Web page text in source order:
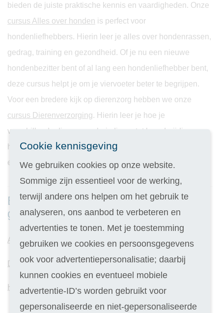
bieden de juiste praktische kennis en vaardigheden. Onze
cursus Alles over honden is perfect voor
hondenliefhebbers. Hierin leer je alles over hondenrassen,
gedrag, training en gezondheid. Of je nu een nieuwe
hondenbezitter bent of al lang een hondenliefhebber bent,
deze cursus helpt je om je viervoeter beter te begrijpen.
Voor een bredere kijk op dierenzorg hebben we onze
cursus Dierenverzorging. Hierin leer je hoe je
verschillende dieren, van huisdieren tot boerderijdieren,
het beste kunt verzorgen. Dit omvat voeding, huisvesting
en dierenwelzijn.
Bekijk onderstaande cursussen op het
gebied van dierenzorg:
Alles over honden
Dierenverzorging
Hondentrimmen
Cookie kennisgeving
We gebruiken cookies op onze website.
Sommige zijn essentieel voor de werking,
terwijl andere ons helpen om het gebruik te
analyseren, ons aanbod te verbeteren en
advertenties te tonen. Met je toestemming
gebruiken we cookies en persoonsgegevens
ook voor advertentiepersonalisatie; daarbij
kunnen cookies en eventueel mobiele
advertentie-ID’s worden gebruikt voor
gepersonaliseerde en niet-gepersonaliseerde